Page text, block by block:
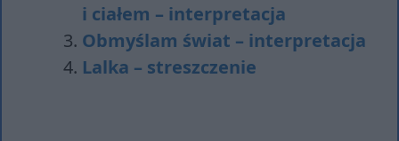
i ciałem – interpretacja
Obmyślam świat – interpretacja
Lalka – streszczenie